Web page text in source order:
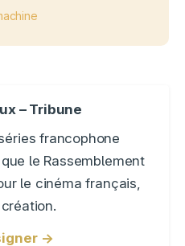
– Tribune
francophone
le Rassemblement
le cinéma français,
→